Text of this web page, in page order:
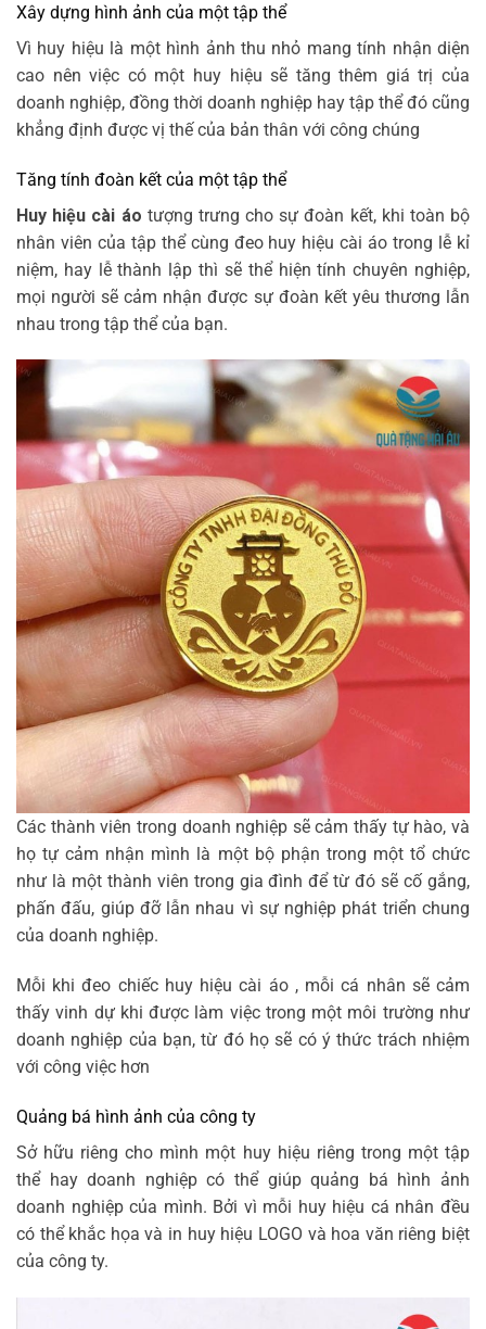
Xây dựng hình ảnh của một tập thể
Vì huy hiệu là một hình ảnh thu nhỏ mang tính nhận diện
cao nên việc có một huy hiệu sẽ tăng thêm giá trị của
doanh nghiệp, đồng thời doanh nghiệp hay tập thể đó cũng
khẳng định được vị thế của bản thân với công chúng
Tăng tính đoàn kết của một tập thể
Huy hiệu cài áo tượng trưng cho sự đoàn kết, khi toàn bộ
nhân viên của tập thể cùng đeo huy hiệu cài áo trong lễ kỉ
niệm, hay lễ thành lập thì sẽ thể hiện tính chuyên nghiệp,
mọi người sẽ cảm nhận được sự đoàn kết yêu thương lẫn
nhau trong tập thể của bạn.
Các thành viên trong doanh nghiệp sẽ cảm thấy tự hào, và
họ tự cảm nhận mình là một bộ phận trong một tổ chức
như là một thành viên trong gia đình để từ đó sẽ cố gắng,
phấn đấu, giúp đỡ lẫn nhau vì sự nghiệp phát triển chung
của doanh nghiệp.
Mỗi khi đeo chiếc huy hiệu cài áo , mỗi cá nhân sẽ cảm
thấy vinh dự khi được làm việc trong một môi trường như
doanh nghiệp của bạn, từ đó họ sẽ có ý thức trách nhiệm
với công việc hơn
Quảng bá hình ảnh của công ty
Sở hữu riêng cho mình một huy hiệu riêng trong một tập
thể hay doanh nghiệp có thể giúp quảng bá hình ảnh
doanh nghiệp của mình. Bởi vì mỗi huy hiệu cá nhân đều
có thể khắc họa và in huy hiệu LOGO và hoa văn riêng biệt
của công ty.